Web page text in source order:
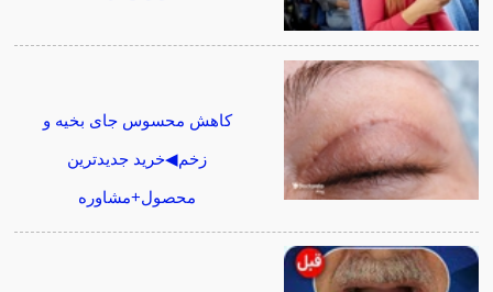
کاهش محسوس جای بخیه و
زخم◀خرید جدیدترین
محصول+مشاوره